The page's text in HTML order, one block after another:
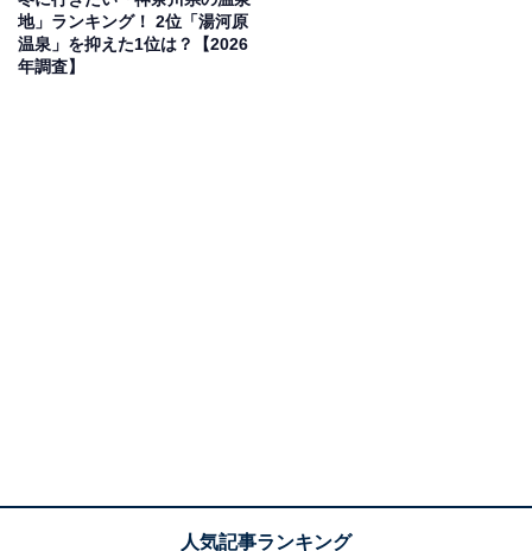
地」ランキング！ 2位「湯河原
温泉」を抑えた1位は？【2026
年調査】